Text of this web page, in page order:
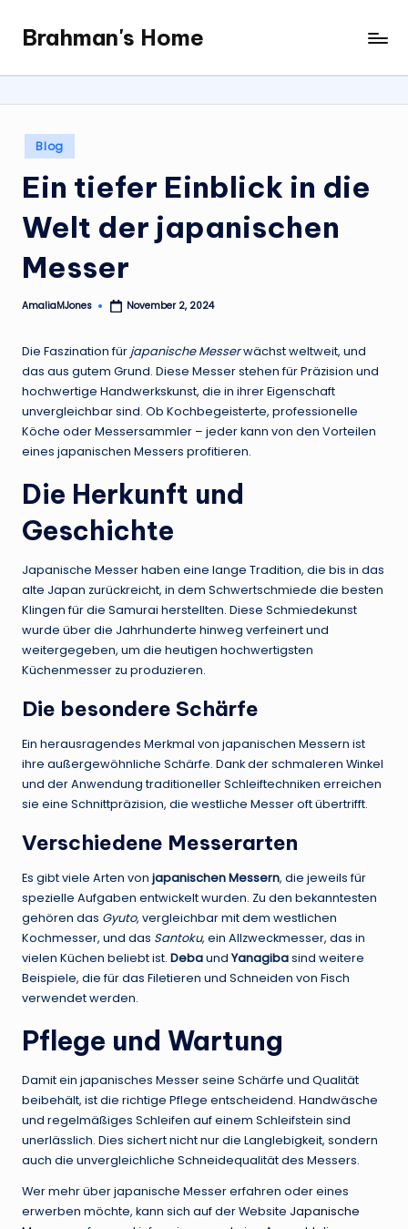
content
Brahman's Home
Spiritual
and
it
all
Posted
in
Blog
Ein tiefer Einblick in die
Welt der japanischen
Messer
Posted
AmaliaMJones November 2, 2024
Die Faszination für japanische Messerwächst weltweit, und
das aus gutem Grund. Diese Messer stehen für Präzision und
hochwertige Handwerkskunst, die in ihrer Eigenschaft
unvergleichbar sind. Ob Kochbegeisterte, professionelle
Köche oder Messersammler – jeder kann von den Vorteilen
eines japanischen Messers profitieren.
Die Herkunft und
Geschichte
Japanische Messer haben eine lange Tradition, die bis in das
alte Japan zurückreicht, in dem Schwertschmiede die besten
Klingen für die Samurai herstellten. Diese Schmiedekunst
wurde über die Jahrhunderte hinweg verfeinert und
weitergegeben, um die heutigen hochwertigsten
Küchenmesser zu produzieren.
Die besondere Schärfe
Ein herausragendes Merkmal von japanischen Messern ist
ihre außergewöhnliche Schärfe. Dank der schmaleren Winkel
und der Anwendung traditioneller Schleiftechniken erreichen
sie eine Schnittpräzision, die westliche Messer oft übertrifft.
Verschiedene Messerarten
Es gibt viele Arten von japanischen Messern, die jeweils für
spezielle Aufgaben entwickelt wurden. Zu den bekanntesten
gehören das Gyuto, vergleichbar mit dem westlichen
Kochmesser, und das Santoku, ein Allzweckmesser, das in
vielen Küchen beliebt ist. Debaund Yanagibasind weitere
Beispiele, die für das Filetieren und Schneiden von Fisch
verwendet werden.
Pflege und Wartung
Damit ein japanisches Messer seine Schärfe und Qualität
beibehält, ist die richtige Pflege entscheidend. Handwäsche
und regelmäßiges Schleifen auf einem Schleifstein sind
unerlässlich. Dies sichert nicht nur die Langlebigkeit, sondern
auch die unvergleichliche Schneidequalität des Messers.
Wer mehr über japanische Messer erfahren oder eines
erwerben möchte, kann sich auf der Website Japanische